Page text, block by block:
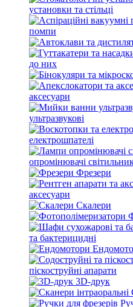
установки та стільці
помпи
до них
аксесуари
ультразвукові
електрошпателі
опромінювачі
Фрезери
аксесуари
Скалери
та бактерицидні
піскоструйні апарати
3D-друк